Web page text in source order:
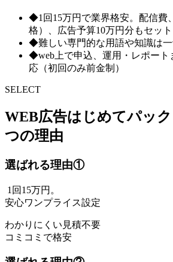
◆1回15万円で業界格安。配信費
格）、広告予算10万円分もセット
◆難しい専門的な用語や知識は
◆web上で申込、運用・レポート
応（初回のみ前金制）
SELECT
WEB広告はじめてパック
つの理由
選ばれる理由①
1回15万円。
安心ワンプライス設定
わかりにくい見積不要
コミコミで格安